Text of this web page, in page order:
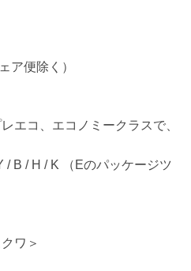
ア便除く）
エコ、エコノミークラスで、
/ B / H / K （Eのパッケージツ
ワ＞